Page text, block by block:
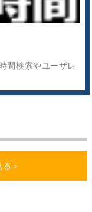
間検索やユーザレ
＞